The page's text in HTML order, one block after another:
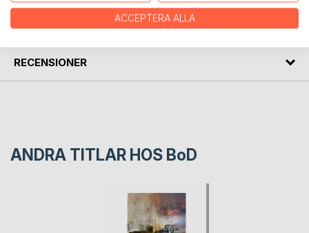
KOMMENTARER I PRESSEN
RECENSIONER
ANDRA TITLAR HOS BoD
ACCEPTERA ALLA